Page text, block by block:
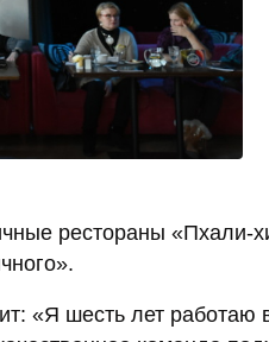
рестораны
«Я шесть лет работаю